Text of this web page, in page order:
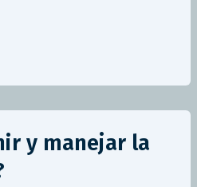
y manejar la